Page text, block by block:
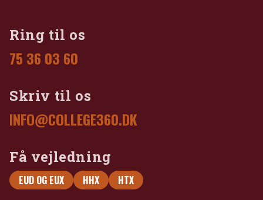
Ring til os
75 36 03 60
Skriv til os
INFO@COLLEGE360.DK
Få vejledning
EUD OG EUX HHX HTX